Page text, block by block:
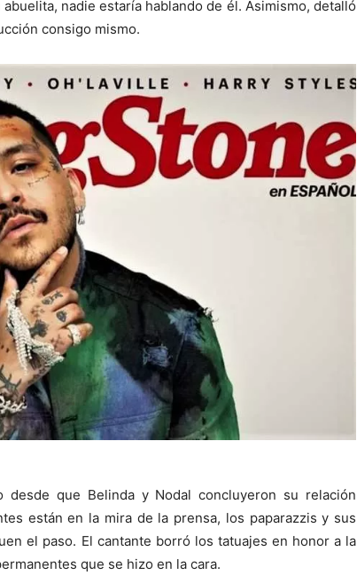
nadie estaría hablando de él. Asimismo, detalló
consigo mismo.
desde que Belinda y Nodal concluyeron su relación
están en la mira de la prensa, los paparazzis y sus
el paso. El cantante borró los tatuajes en honor a la
que se hizo en la cara.